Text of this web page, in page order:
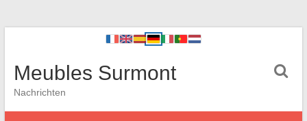
Meubles Surmont
Nachrichten